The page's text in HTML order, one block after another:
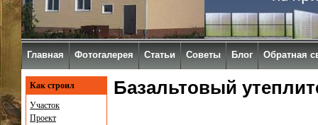
Базальтовый
Как строил
Участок
Проект
Главная Фотогалерея Статьи Советы Блог Обратная